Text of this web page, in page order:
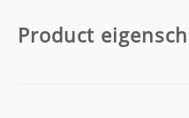
Product